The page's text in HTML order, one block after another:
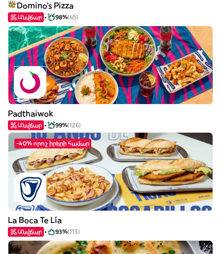
Domino's Pizza
Անվճար 98%(45)
Padthaiwok
Անվճար 99%(126)
-40% որոշ իրերի համար
La Boca Te Lía
Անվճար 93%(113)